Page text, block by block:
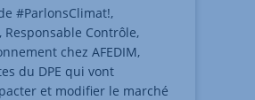
#ParlonsClimat!,
Responsable Contrôle,
chez AFEDIM,
du DPE qui vont
et modifier le marché